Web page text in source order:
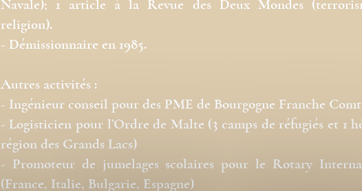
Navale); 1 article à la Revue des Deux Mondes
religion).
- Démissionnaire en 1985.
Autres activités :
- Ingénieur conseil pour des PME de Bourgogne Franche
- Logisticien pour l’Ordre de Malte (3 camps de réfugiés et 1
région des Grands Lacs)
- Promoteur de jumelages scolaires pour le Rotary
(France, Italie, Bulgarie, Espagne)